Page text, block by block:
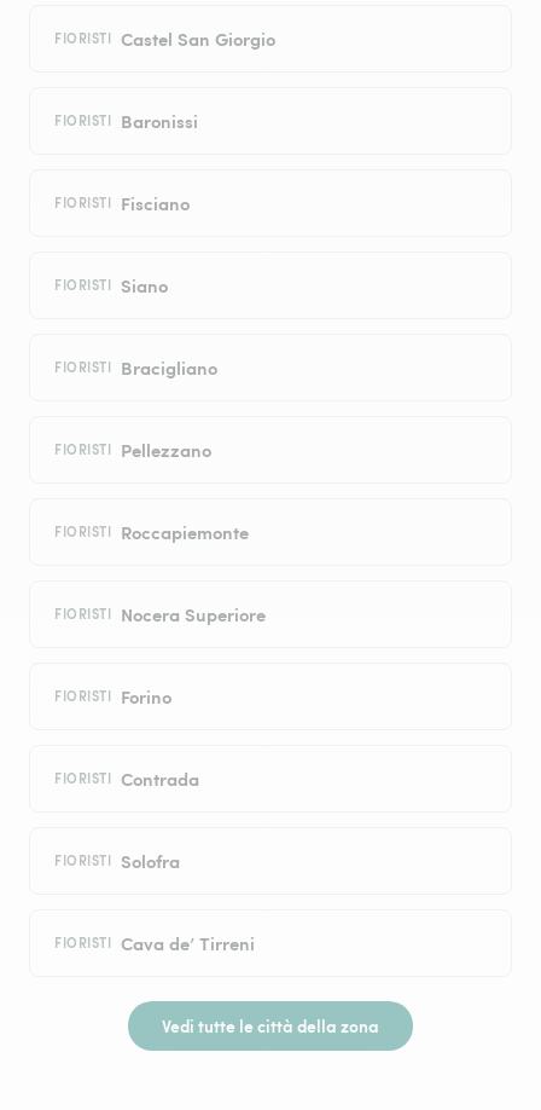
FIORISTI Castel San Giorgio
FIORISTI Baronissi
FIORISTI Fisciano
FIORISTI Siano
FIORISTI Bracigliano
FIORISTI Pellezzano
FIORISTI Roccapiemonte
FIORISTI Nocera Superiore
FIORISTI Forino
FIORISTI Contrada
FIORISTI Solofra
FIORISTI Cava de’ Tirreni
Vedi tutte le città della zona